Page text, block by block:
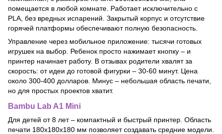
помещается в любой комнате. Работает исключительно с
PLA, без вредных испарений. Закрытый корпус и отсутствие
горячей платформы обеспечивают полную безопасность.
Управление через мобильное приложение: тысячи готовых
игрушек на выбор. Ребенок просто нажимает кнопку – и
принтер начинает работу. В отзывах родители хвалят за
скорость: от идеи до готовой фигурки – 30-60 минут. Цена
около 300-400 долларов. Минус – небольшая область печати,
но для простых проектов хватит.
Bambu Lab A1 Mini
Для детей от 8 лет – компактный и быстрый принтер. Область
печати 180x180x180 мм позволяет создавать средние модели.